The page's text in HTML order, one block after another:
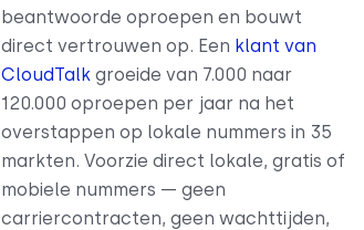
beantwoorde oproepen en bouwt
direct vertrouwen op. Een klant van
CloudTalk groeide van 7.000 naar
120.000 oproepen per jaar na het
overstappen op lokale nummers in 35
markten. Voorzie direct lokale, gratis of
mobiele nummers — geen
carriercontracten, geen wachttijden,